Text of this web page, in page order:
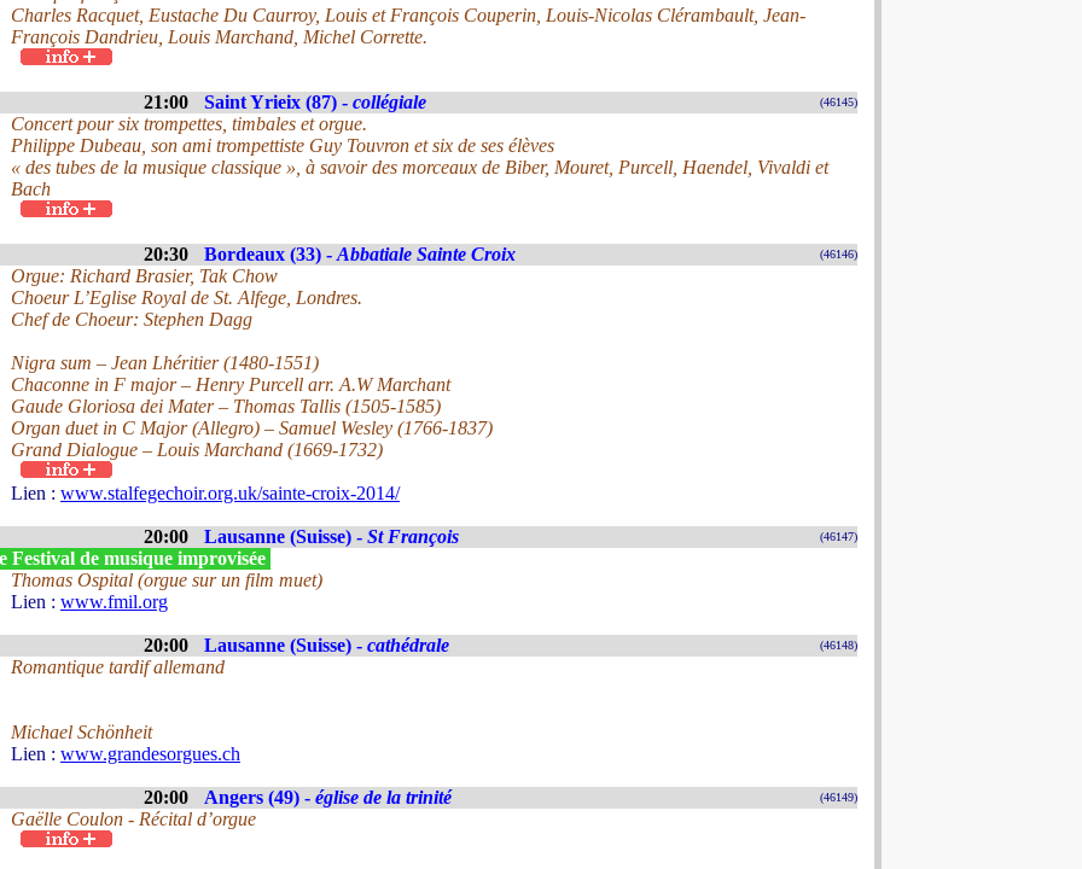
Charles Racquet, Eustache Du Caurroy, Louis et François Couperin, Louis-Nicolas Clérambault, Jean-
François Dandrieu, Louis Marchand, Michel Corrette.
21:00 Saint Yrieix (87) - collégiale (46145)
Concert pour six trompettes, timbales et orgue.
Philippe Dubeau, son ami trompettiste Guy Touvron et six de ses élèves
« des tubes de la musique classique », à savoir des morceaux de Biber, Mouret, Purcell, Haendel, Vivaldi et
Bach
20:30 Bordeaux (33) - Abbatiale Sainte Croix (46146)
Orgue: Richard Brasier, Tak Chow
Choeur L’Eglise Royal de St. Alfege, Londres.
Chef de Choeur: Stephen Dagg
Nigra sum – Jean Lhéritier (1480-1551)
Chaconne in F major – Henry Purcell arr. A.W Marchant
Gaude Gloriosa dei Mater – Thomas Tallis (1505-1585)
Organ duet in C Major (Allegro) – Samuel Wesley (1766-1837)
Grand Dialogue – Louis Marchand (1669-1732)
Lien : www.stalfegechoir.org.uk/sainte-croix-2014/
20:00 Lausanne (Suisse) - St François (46147)
Festival de musique improvisée
Thomas Ospital (orgue sur un film muet)
Lien : www.fmil.org
20:00 Lausanne (Suisse) - cathédrale (46148)
Romantique tardif allemand
Michael Schönheit
Lien : www.grandesorgues.ch
20:00 Angers (49) - église de la trinité (46149)
Gaëlle Coulon - Récital d’orgue